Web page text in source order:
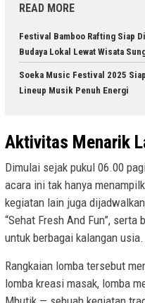
READ MORE
Festival Bamboo Rafting Siap
Budaya Lokal Lewat Wisata
Soeka Music Festival 2025
Lineup Musik Penuh Energi
Aktivitas Menarik
Dimulai sejak pukul 06.00
acara ini tak hanya
kegiatan lain juga
“Sehat Fresh And Fun”,
untuk berbagai kalangan usia.
Rangkaian lomba tersebut
lomba kreasi masak, lomba